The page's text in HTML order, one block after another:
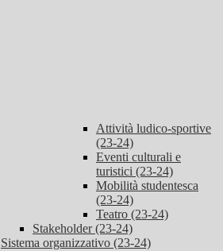
Attività ludico-sportive
(23-24)
Eventi culturali e
turistici (23-24)
Mobilità studentesca
(23-24)
Teatro (23-24)
Stakeholder (23-24)
Sistema organizzativo (23-24)